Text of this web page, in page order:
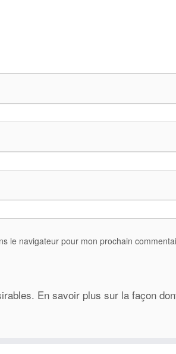
le navigateur pour mon prochain
En savoir plus sur la façon